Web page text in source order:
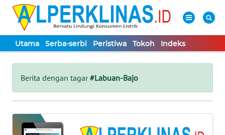
Utama Serba-serbi Peristiwa Tokoh Indeks
Berita dengan tagar#Labuan-Bajo
Tutup
UTAMA
SERBA-